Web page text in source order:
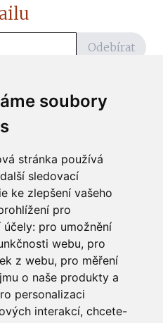
soubory
stránka používá
sledovací
ke zlepšení vašeho
pro
účely: pro umožnění
webu, pro
z webu, pro měření
o naše produkty a
personalizaci
interakcí, chcete-
Odebírat
zpráv ze ČtiDoma.cz do mé e-
Chcete
Martina Chalupu: